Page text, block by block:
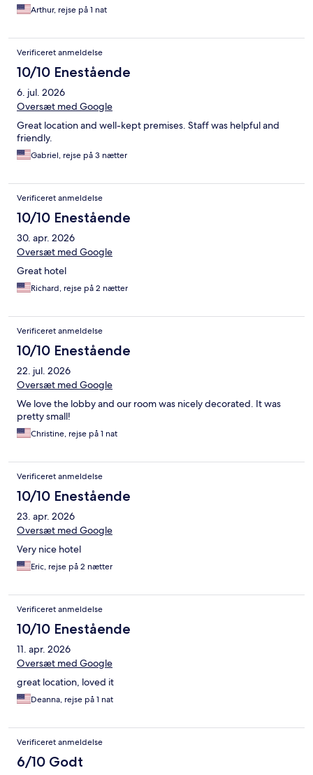
Arthur, rejse på 1 nat
Verificeret anmeldelse
10/10 Enestående
6. jul. 2026
Oversæt med Google
Great location and well-kept premises. Staff was helpful and
friendly.
Gabriel, rejse på 3 nætter
Verificeret anmeldelse
10/10 Enestående
30. apr. 2026
Oversæt med Google
Great hotel
Richard, rejse på 2 nætter
Verificeret anmeldelse
10/10 Enestående
22. jul. 2026
Oversæt med Google
We love the lobby and our room was nicely decorated. It was
pretty small!
Christine, rejse på 1 nat
Verificeret anmeldelse
10/10 Enestående
23. apr. 2026
Oversæt med Google
Very nice hotel
Eric, rejse på 2 nætter
Verificeret anmeldelse
10/10 Enestående
11. apr. 2026
Oversæt med Google
great location, loved it
Deanna, rejse på 1 nat
Verificeret anmeldelse
6/10 Godt